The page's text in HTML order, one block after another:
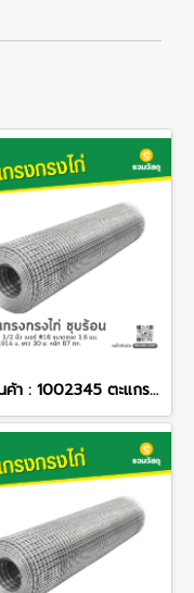
รหัสสินค้า : 1002345 ตะแกรงกรงไก่ ชุบร้อน ขนาดตา 1/2 นิ้ว เบอร์ #16 ขนาดลวด 1.6 มม. กว้าง 0.914 ม. ยาว 30 ม. หนัก 67 กก.